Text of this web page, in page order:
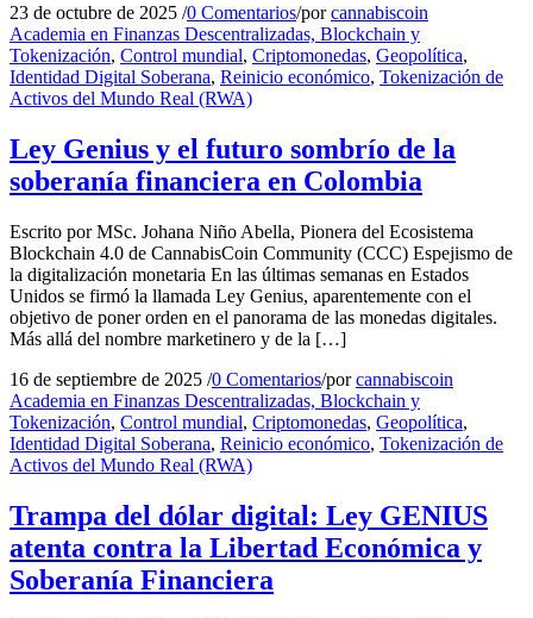
23 de octubre de 2025 /0 Comentarios/porcannabiscoin
Academia en Finanzas Descentralizadas, Blockchain y
Tokenización, Control mundial, Criptomonedas, Geopolítica,
Identidad Digital Soberana, Reinicio económico, Tokenización de
Activos del Mundo Real (RWA)
Ley Genius y el futuro sombrío de la
soberanía financiera en Colombia
Escrito por MSc. Johana Niño Abella, Pionera del Ecosistema
Blockchain 4.0 de CannabisCoin Community (CCC) Espejismo de
la digitalización monetaria En las últimas semanas en Estados
Unidos se firmó la llamada Ley Genius, aparentemente con el
objetivo de poner orden en el panorama de las monedas digitales.
Más allá del nombre marketinero y de la […]
16 de septiembre de 2025 /0 Comentarios/porcannabiscoin
Academia en Finanzas Descentralizadas, Blockchain y
Tokenización, Control mundial, Criptomonedas, Geopolítica,
Identidad Digital Soberana, Reinicio económico, Tokenización de
Activos del Mundo Real (RWA)
Trampa del dólar digital: Ley GENIUS
atenta contra la Libertad Económica y
Soberanía Financiera